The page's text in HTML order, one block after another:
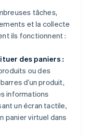
tâches,
et la collecte
ils fonctionnent :
des paniers :
ou des
d’un produit,
informations
un écran tactile,
panier virtuel dans